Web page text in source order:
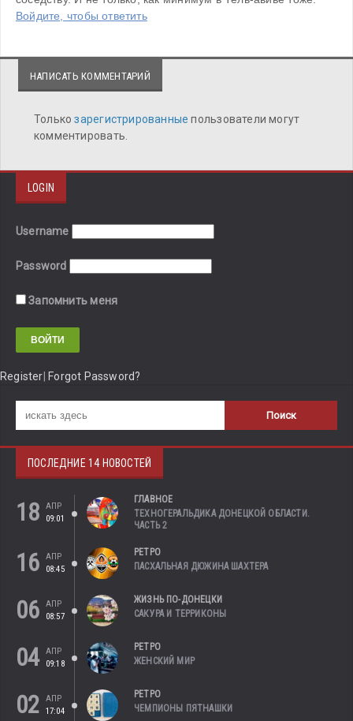
Войдите, чтобы ответить
НАПИСАТЬ КОММЕНТАРИЙ
Толькозарегистрированныепользователи могут
комментировать.
LOGIN
Username
Password
Запомнить меня
Register Forgot Password?
ПОСЛЕДНИЕ 14 НОВОСТЕЙ
18
АПР
09:01
ГЛАВНОЕ
ТЕХНОГЕРАЛЬДИКА ДОНЕЦКОЙ ОБЛАСТИ.
ЧАСТЬ 2
16
АПР
08:45
РЕТРО
ПАСХАЛЬНАЯ ДЮЖИНА ШАХТЕРА
06
АПР
08:57
ЖИЗНЬ ПО-ДОНЕЦКИ
САКУРА И ТЕРРИКОНЫ
04 АПР
09:18
РЕТРО
ЖЕНСКИЙ МИР
02
АПР
17:04
РЕТРО
ЧЕМПИОНЫ ПЯТНАШКИ